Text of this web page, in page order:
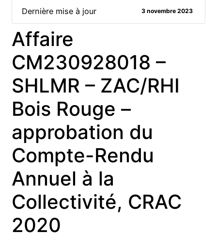
Dernière mise à jour 3 novembre 2023
Affaire
CM230928018 –
SHLMR – ZAC/RHI
Bois Rouge –
approbation du
Compte-Rendu
Annuel à la
Collectivité, CRAC
2020